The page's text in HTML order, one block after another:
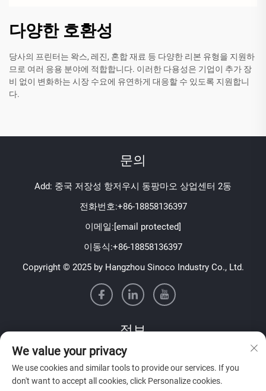
다양한 호환성
당사의 프린터는 왁스, 레진, 혼합 재료 등 다양한 리본 유형을 지원하
므로 여러 응용 분야에 적합합니다. 이러한 다용성은 기업이 추가 장
비 없이 변화하는 시장 수요에 유연하게 대응할 수 있도록 지원합니
다.
문의
Add: 중국 저장성 항저우시 동팡마오 상업센터 2동
전화번호:+86-18858136397
이메일:[email protected]
이동식:+86-18858136397
Copyright © 2025 by Hangzhou Sinoco Industry Co., Ltd.
정보
저희 주간 뉴스레터를 받으려면 가입하세요
We value your privacy
We use cookies and similar tools to provide our services. If you
don't want to accept all cookies, click Personalize cookies.